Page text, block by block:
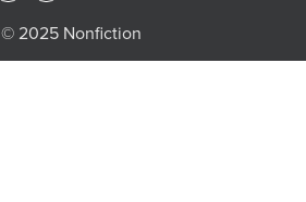
© 2025 Nonfiction